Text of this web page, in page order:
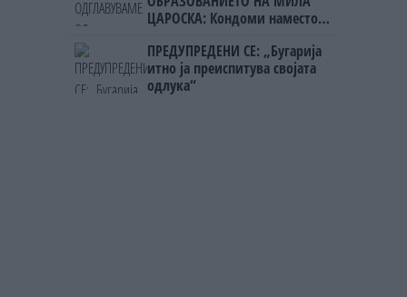
ЦАРОСКА: Кондоми наместо
ПРЕДУПРЕДЕНИ СЕ: „Бугарија
итно ја преиспитува својата
одлука“